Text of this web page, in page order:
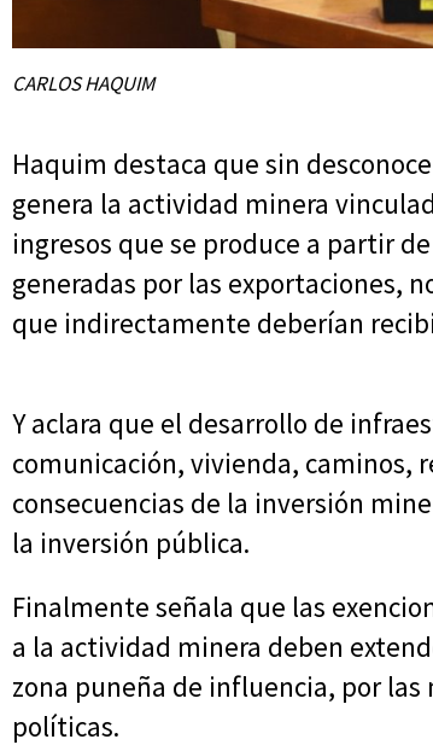
CARLOS HAQUIM
Haquim destaca que sin
genera la actividad minera
ingresos que se produce a partir
generadas por las exportaciones,
que indirectamente deberían
Y aclara que el desarrollo de
comunicación, vivienda, caminos,
consecuencias de la inversión
la inversión pública.
Finalmente señala que las
a la actividad minera deben
zona puneña de influencia, por las
políticas.